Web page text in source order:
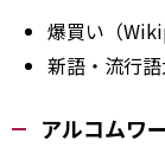
爆買い（
新語・流行
アルコムワ